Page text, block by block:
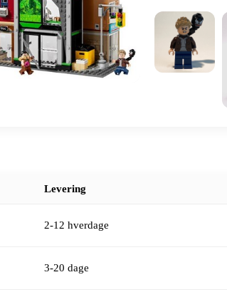
Levering
2-12 hverdage
3-20 dage